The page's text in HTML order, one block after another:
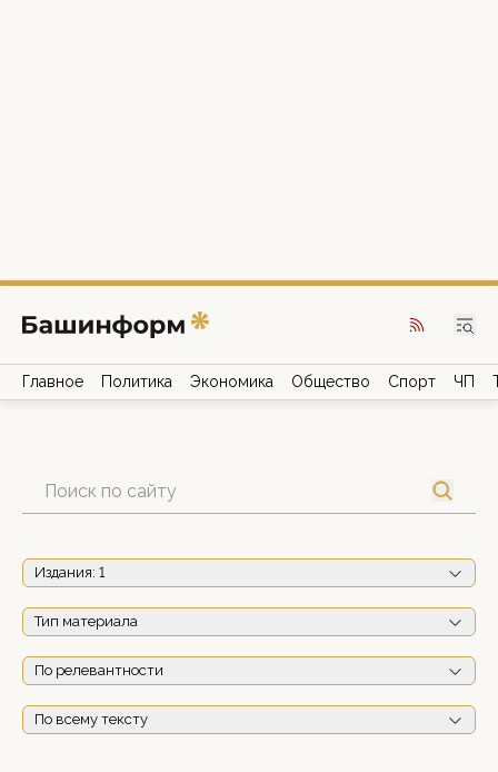
Главное Политика Экономика Общество Спорт ЧП
Издания: 1
Тип материала
По релевантности
По всему тексту